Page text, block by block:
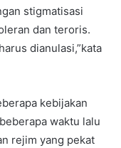
stigmatisasi
dan teroris.
dianulasi,”kata
kebijakan
waktu lalu
rejim yang pekat